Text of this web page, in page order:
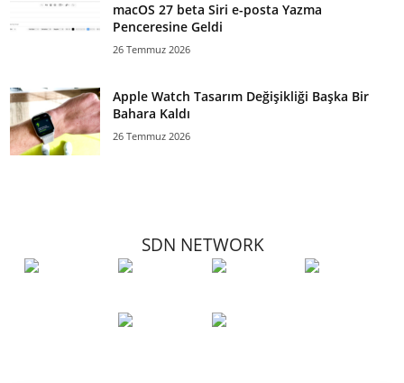
macOS 27 beta Siri e-posta Yazma
Penceresine Geldi
26 Temmuz 2026
Apple Watch Tasarım Değişikliği Başka Bir
Bahara Kaldı
26 Temmuz 2026
SDN NETWORK